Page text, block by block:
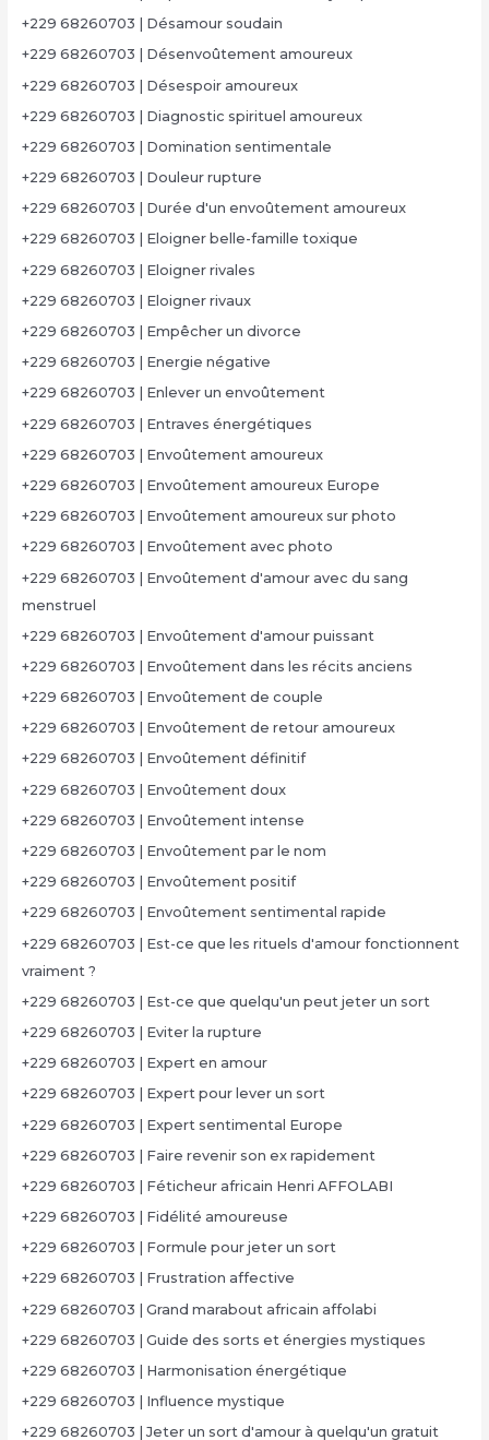
+229 68260703 | Désamour soudain
+229 68260703 | Désenvoûtement amoureux
+229 68260703 | Désespoir amoureux
+229 68260703 | Diagnostic spirituel amoureux
+229 68260703 | Domination sentimentale
+229 68260703 | Douleur rupture
+229 68260703 | Durée d'un envoûtement amoureux
+229 68260703 | Eloigner belle-famille toxique
+229 68260703 | Eloigner rivales
+229 68260703 | Eloigner rivaux
+229 68260703 | Empêcher un divorce
+229 68260703 | Energie négative
+229 68260703 | Enlever un envoûtement
+229 68260703 | Entraves énergétiques
+229 68260703 | Envoûtement amoureux
+229 68260703 | Envoûtement amoureux Europe
+229 68260703 | Envoûtement amoureux sur photo
+229 68260703 | Envoûtement avec photo
+229 68260703 | Envoûtement d'amour avec du sang
menstruel
+229 68260703 | Envoûtement d'amour puissant
+229 68260703 | Envoûtement dans les récits anciens
+229 68260703 | Envoûtement de couple
+229 68260703 | Envoûtement de retour amoureux
+229 68260703 | Envoûtement définitif
+229 68260703 | Envoûtement doux
+229 68260703 | Envoûtement intense
+229 68260703 | Envoûtement par le nom
+229 68260703 | Envoûtement positif
+229 68260703 | Envoûtement sentimental rapide
+229 68260703 | Est-ce que les rituels d'amour fonctionnent
vraiment ?
+229 68260703 | Est-ce que quelqu'un peut jeter un sort
+229 68260703 | Eviter la rupture
+229 68260703 | Expert en amour
+229 68260703 | Expert pour lever un sort
+229 68260703 | Expert sentimental Europe
+229 68260703 | Faire revenir son ex rapidement
+229 68260703 | Féticheur africain Henri AFFOLABI
+229 68260703 | Fidélité amoureuse
+229 68260703 | Formule pour jeter un sort
+229 68260703 | Frustration affective
+229 68260703 | Grand marabout africain affolabi
+229 68260703 | Guide des sorts et énergies mystiques
+229 68260703 | Harmonisation énergétique
+229 68260703 | Influence mystique
+229 68260703 | Jeter un sort d'amour à quelqu'un gratuit